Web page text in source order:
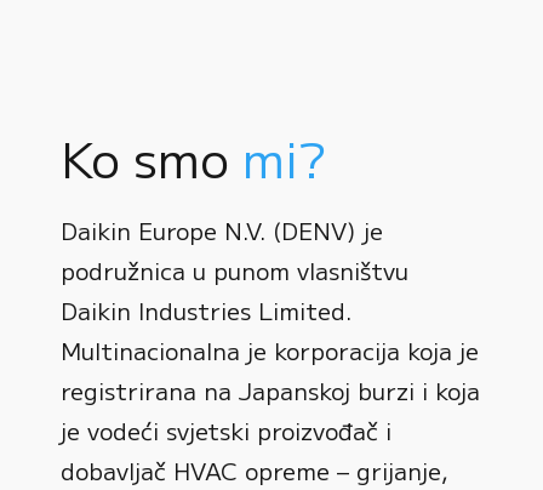
Ko smo mi?
Daikin Europe N.V. (DENV) je
podružnica u punom vlasništvu
Daikin Industries Limited.
Multinacionalna je korporacija koja je
registrirana na Japanskoj burzi i koja
je vodeći svjetski proizvođač i
dobavljač HVAC opreme – grijanje,
0